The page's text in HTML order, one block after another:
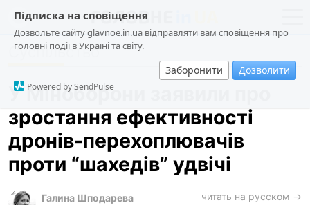
Підписка на сповіщення
Дозвольте сайту glavnoe.in.ua відправляти вам сповіщення про
головні події в Україні та світу.
Заборонити Дозволити
Powered by SendPulse
новини
про проєкт
суспільство
події
кримінал
техно
Суспільство
У Міноборони заявили про
зростання ефективності
дронів-перехоплювачів
проти “шахедів” удвічі
Галина Шподарева
читать на русском →